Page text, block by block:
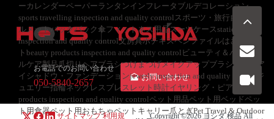
ーカレンダーペーパーランタンインフレータブルデコレーション
sports travelling inspection and quality controlスポーツ・旅行自転車ヘ
ルメットバックパック傘フィットネス用品スーツケースstationery
inspection and quality control文房具ホチキスペンファイルはさみノー
トbeauty products inspection and quality controlビューティ＆パーソナ
ルケア製品爪切りヘアブラシつけまつげメイクアップブラシ口紅・ア
イシャドウ・ファンデーションjewerly inspection and quality controlジ
ュエリー指輪ネックレスブレスレット時計イヤリング・ピアスpet
products inspection and quality controlペット用品ペット用ベッドペッ
ト用食器ペット用おもちゃペットキャリー爪とぎPet Travel & Outdoor
お電話でのお問い合わせ
050-5840-2657
お問い合わせ
サイトマップ 利用規 Copyright ©2026ヨシダ 検品All